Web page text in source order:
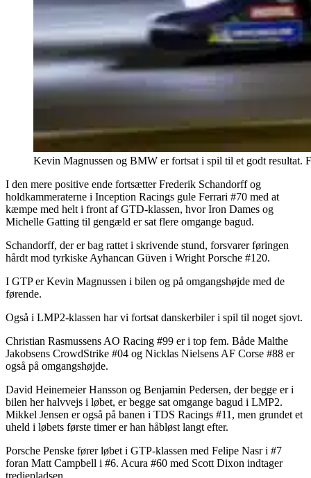
Kevin Magnussen og BMW er fortsat i spil til et godt resultat.
I den mere positive ende fortsætter Frederik Schandorff og
holdkammeraterne i Inception Racings gule Ferrari #70 med at
kæmpe med helt i front af GTD-klassen, hvor Iron Dames og
Michelle Gatting til gengæld er sat flere omgange bagud.
Schandorff, der er bag rattet i skrivende stund, forsvarer føringen
hårdt mod tyrkiske Ayhancan Güven i Wright Porsche #120.
I GTP er Kevin Magnussen i bilen og på omgangshøjde med de
førende.
Også i LMP2-klassen har vi fortsat danskerbiler i spil til noget sjovt.
Christian Rasmussens AO Racing #99 er i top fem. Både Malthe
Jakobsens CrowdStrike #04 og Nicklas Nielsens AF Corse #88 er
også på omgangshøjde.
David Heinemeier Hansson og Benjamin Pedersen, der begge er i
bilen her halvvejs i løbet, er begge sat omgange bagud i LMP2.
Mikkel Jensen er også på banen i TDS Racings #11, men grundet et
uheld i løbets første timer er han håbløst langt efter.
Porsche Penske fører løbet i GTP-klassen med Felipe Nasr i #7
foran Matt Campbell i #6. Acura #60 med Scott Dixon indtager
tredjepladsen.